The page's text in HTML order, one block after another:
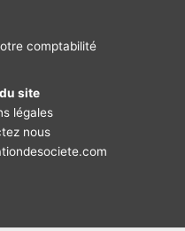
comptabilité
site
légales
nous